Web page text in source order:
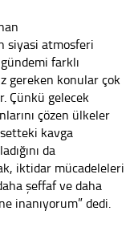
siyasi atmosferi
farklı
gereken konular çok
Çünkü gelecek
çözen ülkeler
kavga
da
iktidar mücadeleleri
şeffaf ve daha
inanıyorum” dedi.